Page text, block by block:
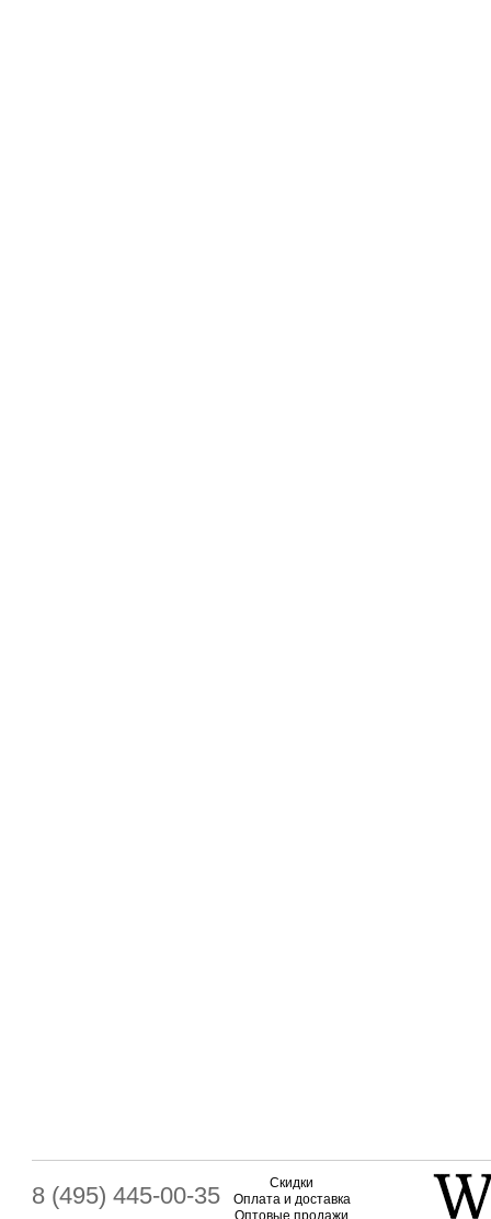
8 (495) 445-00-35
Скидки
Оплата и доставка
Оптовые продажи